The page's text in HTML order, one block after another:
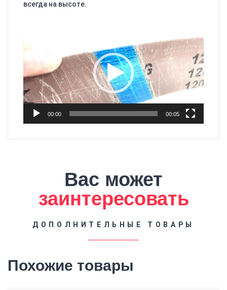
всегда на высоте.
00:00 00:05
Вас может
заинтересовать
ДОПОЛНИТЕЛЬНЫЕ ТОВАРЫ
Похожие товары